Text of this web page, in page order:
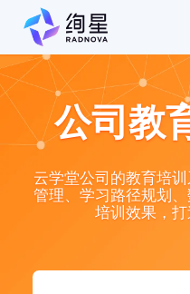
公司教
云学堂公司的教育培
管理、学习路径规划
培训效果，